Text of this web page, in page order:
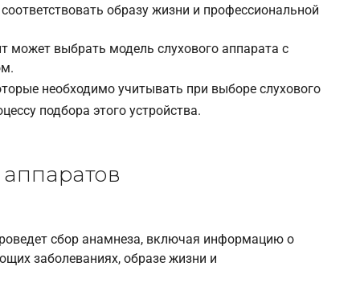
образу жизни и профессиональной
может выбрать модель слухового аппарата с
необходимо учитывать при выборе слухового
подбора этого устройства.
сбор анамнеза, включая информацию о
заболеваниях, образе жизни и